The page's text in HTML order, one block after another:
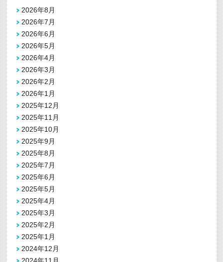
2026年8月
2026年7月
2026年6月
2026年5月
2026年4月
2026年3月
2026年2月
2026年1月
2025年12月
2025年11月
2025年10月
2025年9月
2025年8月
2025年7月
2025年6月
2025年5月
2025年4月
2025年3月
2025年2月
2025年1月
2024年12月